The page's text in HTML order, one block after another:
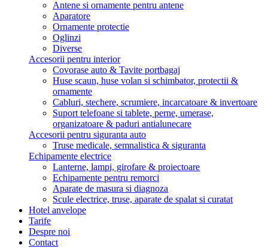
Antene si ornamente pentru antene
Aparatore
Ornamente protectie
Oglinzi
Diverse
Accesorii pentru interior
Covorase auto & Tavite portbagaj
Huse scaun, huse volan si schimbator, protectii &
ornamente
Cabluri, stechere, scrumiere, incarcatoare & invertoare
Suport telefoane si tablete, perne, umerase,
organizatoare & paduri antialunecare
Accesorii pentru siguranta auto
Truse medicale, semnalistica & siguranta
Echipamente electrice
Lanterne, lampi, girofare & proiectoare
Echipamente pentru remorci
Aparate de masura si diagnoza
Scule electrice, truse, aparate de spalat si curatat
Hotel anvelope
Tarife
Despre noi
Contact